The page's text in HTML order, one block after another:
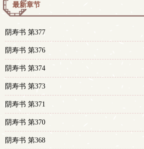
最新章节
阴寿书 第377
阴寿书 第376
阴寿书 第374
阴寿书 第373
阴寿书 第371
阴寿书 第370
阴寿书 第368